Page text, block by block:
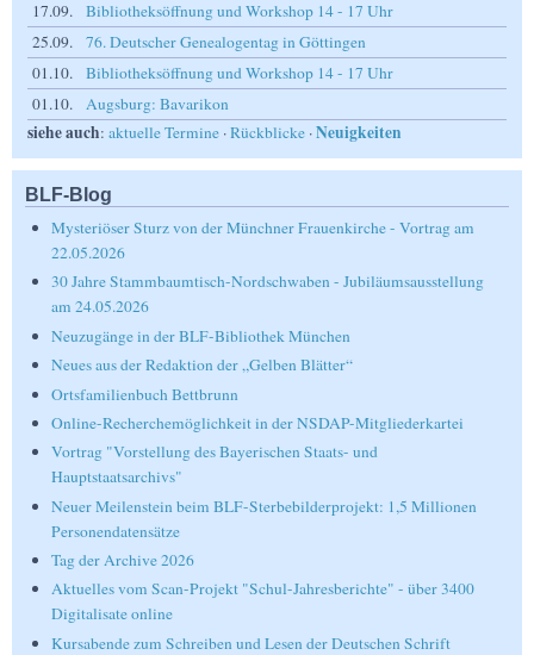
17.09.
Bibliotheksöffnung und Workshop 14 - 17 Uhr
25.09.
76. Deutscher Genealogentag in Göttingen
01.10.
Bibliotheksöffnung und Workshop 14 - 17 Uhr
01.10.
Augsburg: Bavarikon
siehe auch: aktuelle Termine ·Rückblicke ·Neuigkeiten
BLF-Blog
Mysteriöser Sturz von der Münchner Frauenkirche - Vortrag am
22.05.2026
30 Jahre Stammbaumtisch-Nordschwaben - Jubiläumsausstellung
am 24.05.2026
Neuzugänge in der BLF-Bibliothek München
Neues aus der Redaktion der „Gelben Blätter“
Ortsfamilienbuch Bettbrunn
Online-Recherchemöglichkeit in der NSDAP-Mitgliederkartei
Vortrag "Vorstellung des Bayerischen Staats- und
Hauptstaatsarchivs"
Neuer Meilenstein beim BLF-Sterbebilderprojekt: 1,5 Millionen
Personendatensätze
Tag der Archive 2026
Aktuelles vom Scan-Projekt "Schul-Jahresberichte" - über 3400
Digitalisate online
Kursabende zum Schreiben und Lesen der Deutschen Schrift